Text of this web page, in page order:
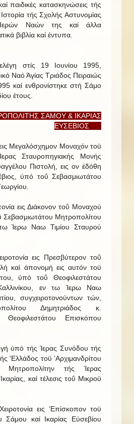
παιδικές κατασκηνώσεις τής
τής Σχολής Αστυνομίας
Ναών της καί άλλα
βιβλία καί έντυπα.
στίς 19 Ιουνίου 1995,
Ναό Άγίας Τριάδος Πειραιώς
καί ενθρονίστηκε στή Σάμο
έτους.
ΣΑΜΟΥ & ΙΚΑΡΙΑΣ
ΕΥΣΕΒΙΟΣ
Μοναχόν τοϋ
Σταυροπηγιακής Μονής
Πιστολή, εις ον έδόθη
ύπό τοΰ Σεβασμιωτάτου
Διάκονον τοΰ Μοναχού
Σεβασμιωτάτου Μητροπολίτου
Ίερω Ναω Τιμίου Σταυρού
εις Πρεσβύτερον τοΰ
καί άπονομή εις αυτόν τοϋ
ύπό τοΰ Θεοφιλεστάτου
εν τω Ίερω Ναω
συγχειροτονούντων τών,
Δημητριάδος κ.
Επισκόπου
τής Ίερας Συνόδου τής
'Ελλάδος τοϋ ’Αρχιμανδρίτου
Μητροπολίτην τής Ίερας
καί τέλεσις τοΰ Μικροϋ
εις ’Επίσκοπον τοϋ
Σάμου καί Ικαρίας Εύσεβίου